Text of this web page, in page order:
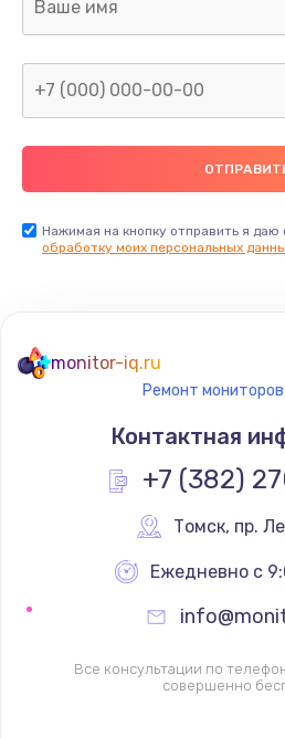
2600
Замена
Ремонт разъема
745 руб.
Замена
1600
Ремонт цепей
2500 руб.
Нажимая на кнопку отправить я даю
обработку моих персональных
monitor-iq.ru
Ремонт
Контактная
+7 (382)
Томск, пр.
Ежедневно с
Все консультации по
совершенно